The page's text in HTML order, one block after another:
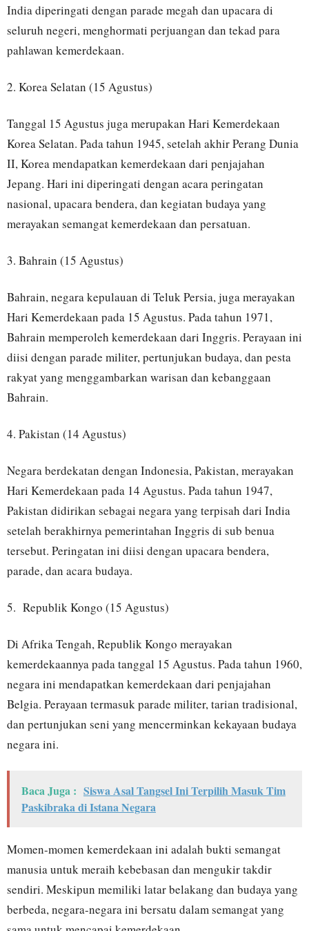
India diperingati dengan parade megah dan upacara di
seluruh negeri, menghormati perjuangan dan tekad para
pahlawan kemerdekaan.
2. Korea Selatan (15 Agustus)
Tanggal 15 Agustus juga merupakan Hari Kemerdekaan
Korea Selatan. Pada tahun 1945, setelah akhir Perang Dunia
II, Korea mendapatkan kemerdekaan dari penjajahan
Jepang. Hari ini diperingati dengan acara peringatan
nasional, upacara bendera, dan kegiatan budaya yang
merayakan semangat kemerdekaan dan persatuan.
3. Bahrain (15 Agustus)
Bahrain, negara kepulauan di Teluk Persia, juga merayakan
Hari Kemerdekaan pada 15 Agustus. Pada tahun 1971,
Bahrain memperoleh kemerdekaan dari Inggris. Perayaan ini
diisi dengan parade militer, pertunjukan budaya, dan pesta
rakyat yang menggambarkan warisan dan kebanggaan
Bahrain.
4. Pakistan (14 Agustus)
Negara berdekatan dengan Indonesia, Pakistan, merayakan
Hari Kemerdekaan pada 14 Agustus. Pada tahun 1947,
Pakistan didirikan sebagai negara yang terpisah dari India
setelah berakhirnya pemerintahan Inggris di sub benua
tersebut. Peringatan ini diisi dengan upacara bendera,
parade, dan acara budaya.
5. Republik Kongo (15 Agustus)
Di Afrika Tengah, Republik Kongo merayakan
kemerdekaannya pada tanggal 15 Agustus. Pada tahun 1960,
negara ini mendapatkan kemerdekaan dari penjajahan
Belgia. Perayaan termasuk parade militer, tarian tradisional,
dan pertunjukan seni yang mencerminkan kekayaan budaya
negara ini.
Baca Juga : Siswa Asal Tangsel Ini Terpilih Masuk Tim
Paskibraka di Istana Negara
Momen-momen kemerdekaan ini adalah bukti semangat
manusia untuk meraih kebebasan dan mengukir takdir
sendiri. Meskipun memiliki latar belakang dan budaya yang
berbeda, negara-negara ini bersatu dalam semangat yang